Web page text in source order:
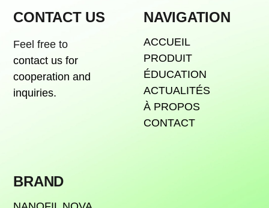
CONTACT US
Feel free to
contact us for
cooperation and
inquiries.
NAVIGATION
ACCUEIL
PRODUIT
ÉDUCATION
ACTUALITÉS
À PROPOS
CONTACT
BRAND